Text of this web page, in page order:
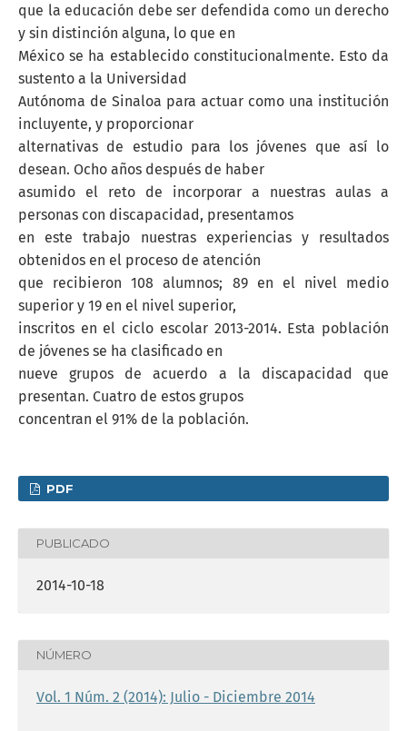
que la educación debe ser defendida como un derecho
y sin distinción alguna, lo que en
México se ha establecido constitucionalmente. Esto da
sustento a la Universidad
Autónoma de Sinaloa para actuar como una institución
incluyente, y proporcionar
alternativas de estudio para los jóvenes que así lo
desean. Ocho años después de haber
asumido el reto de incorporar a nuestras aulas a
personas con discapacidad, presentamos
en este trabajo nuestras experiencias y resultados
obtenidos en el proceso de atención
que recibieron 108 alumnos; 89 en el nivel medio
superior y 19 en el nivel superior,
inscritos en el ciclo escolar 2013-2014. Esta población
de jóvenes se ha clasificado en
nueve grupos de acuerdo a la discapacidad que
presentan. Cuatro de estos grupos
concentran el 91% de la población.
PDF
PUBLICADO
2014-10-18
NÚMERO
Vol. 1 Núm. 2 (2014): Julio - Diciembre 2014